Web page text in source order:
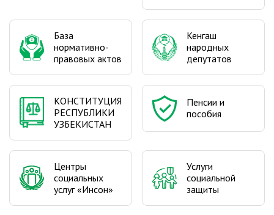
База
нормативно-
правовых актов
Кенгаш
народных
депутатов
КОНСТИТУЦИЯ
РЕСПУБЛИКИ
УЗБЕКИСТАН
Пенсии и
пособия
Центры
социальных
услуг «Инсон»
Услуги
социальной
защиты